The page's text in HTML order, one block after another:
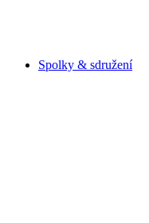
Spolky & sdružení